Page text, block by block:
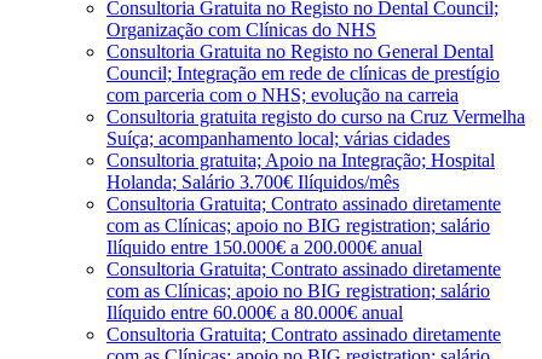
Consultoria Gratuita no Registo no Dental Council;
Organização com Clínicas do NHS
Consultoria Gratuita no Registo no General Dental
Council; Integração em rede de clínicas de prestígio
com parceria com o NHS; evolução na carreia
Consultoria gratuita registo do curso na Cruz Vermelha
Suíça; acompanhamento local; várias cidades
Consultoria gratuita; Apoio na Integração; Hospital
Holanda; Salário 3.700€ Ilíquidos/mês
Consultoria Gratuita; Contrato assinado diretamente
com as Clínicas; apoio no BIG registration; salário
Ilíquido entre 150.000€ a 200.000€ anual
Consultoria Gratuita; Contrato assinado diretamente
com as Clínicas; apoio no BIG registration; salário
Ilíquido entre 60.000€ a 80.000€ anual
Consultoria Gratuita; Contrato assinado diretamente